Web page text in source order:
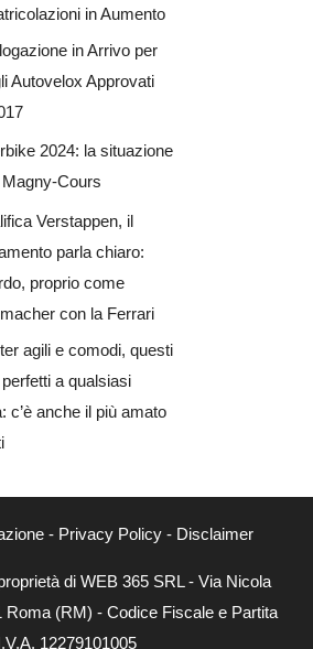
in Aumento
in Arrivo per
Autovelox Approvati
2024: la situazione
Cours
Verstappen, il
parla chiaro:
proprio come
con la Ferrari
agili e comodi, questi
a qualsiasi
c’è anche il più amato
- Privacy Policy- Disclaimer
di WEB 365 SRL - Via Nicola
Roma (RM) - Codice Fiscale e Partita
12279101005